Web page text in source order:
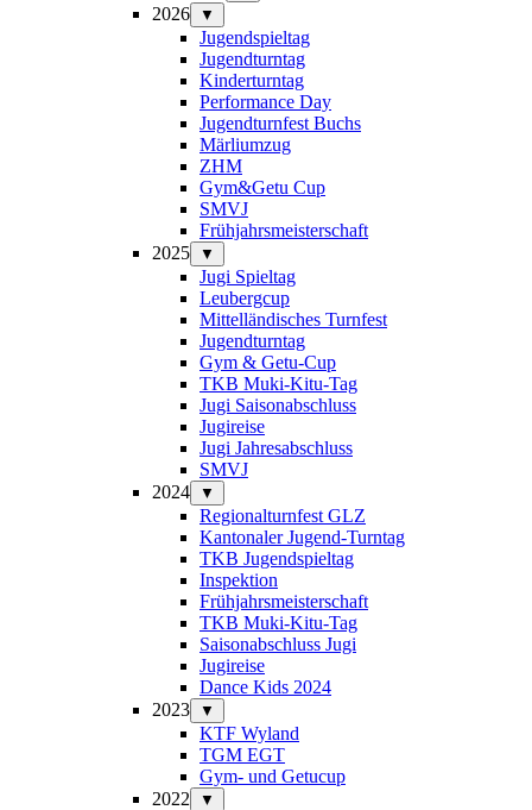
2026 ▼
Jugendspieltag
Jugendturntag
Kinderturntag
Performance Day
Jugendturnfest Buchs
Märliumzug
ZHM
Gym&Getu Cup
SMVJ
Frühjahrsmeisterschaft
2025
▼
Jugi Spieltag
Leubergcup
Mittelländisches Turnfest
Jugendturntag
Gym & Getu-Cup
TKB Muki-Kitu-Tag
Jugi Saisonabschluss
Jugireise
Jugi Jahresabschluss
SMVJ
2024
▼
Regionalturnfest GLZ
Kantonaler Jugend-Turntag
TKB Jugendspieltag
Inspektion
Frühjahrsmeisterschaft
TKB Muki-Kitu-Tag
Saisonabschluss Jugi
Jugireise
Dance Kids 2024
2023
▼
KTF Wyland
TGM EGT
Gym- und Getucup
2022
▼